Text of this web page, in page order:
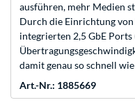
ausführen, mehr Medien
Durch die Einrichtung
integrierten 2,5 GbE
damit genau so schnell
Art.-Nr.: 1885669